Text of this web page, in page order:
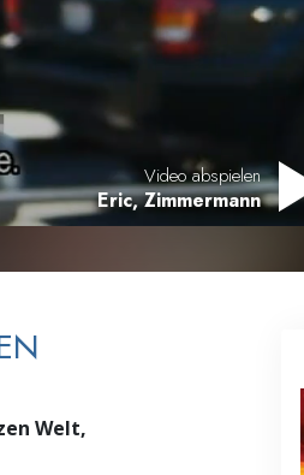
Geistliche Die
Antworten
Werkzeuge
Ethik und die
Grundlagen
Die
Planziele
Video abspielen
Eric, Zimmermann
Welt,